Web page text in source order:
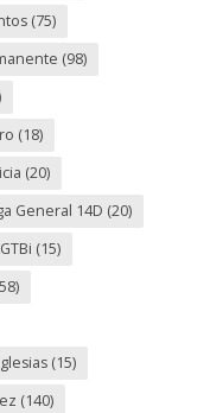
(75)
(98)
(18)
(20)
General 14D (20)
(15)
(15)
(140)